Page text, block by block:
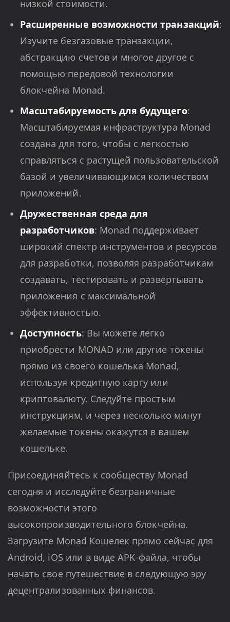
низкой стоимости.
Расширенные возможности транзакций:
Изучите безгазовые транзакции,
абстракцию счетов и многое другое с
помощью передовой технологии
блокчейна Monad.
Масштабируемость для будущего:
Масштабируемая инфраструктура Monad
создана для того, чтобы с легкостью
справляться с растущей пользовательской
базой и увеличивающимся количеством
приложений.
Дружественная среда для
разработчиков: Monad поддерживает
широкий спектр инструментов и ресурсов
для разработки, позволяя разработчикам
создавать, тестировать и развертывать
приложения с максимальной
эффективностью.
Доступность: Вы можете легко
приобрести MONAD или другие токены
прямо из своего кошелька Monad,
используя кредитную карту или
криптовалюту. Следуйте простым
инструкциям, и через несколько минут
желаемые токены окажутся в вашем
кошельке.
Присоединяйтесь к сообществу Monad
сегодня и исследуйте безграничные
возможности этого
высокопроизводительного блокчейна.
Загрузите Monad Кошелек прямо сейчас для
Android, iOS или в виде APK-файла, чтобы
начать свое путешествие в следующую эру
децентрализованных финансов.